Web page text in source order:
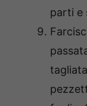
parti e